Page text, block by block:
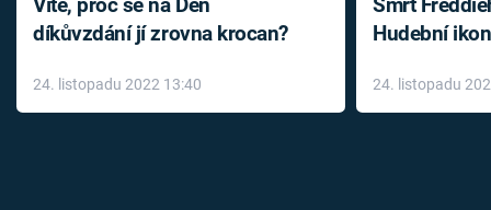
Víte, proč se na Den
díkůvzdání jí zrovna krocan?
24. listopadu 2022 13:40
Smrt
Hudební
léky
24. listopadu